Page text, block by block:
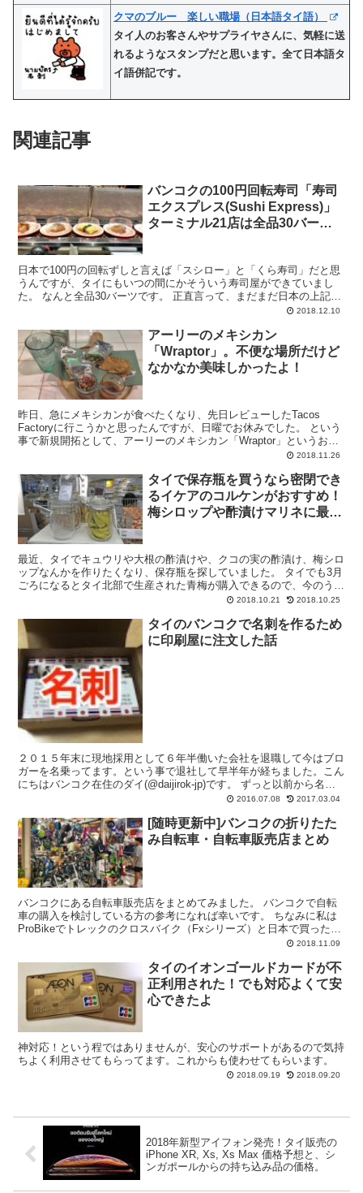
クマのブルー 楽しい職場（日本語タイ語）
タイ人のお客さんやサプライヤさんに、気軽に送
れるようなスタンプだと思います。全て日本語タ
イ語併記です。
関連記事
バンコクの100円回転寿司「寿司
エクスプレス(Sushi Express)」
ターミナル21店は全品30バー
日本で100円の回転ずしと言えば「スシロー」と「くら寿司」だと思
うんですが、タイにもいつの間にかそういう寿司屋ができていまし
た。 なんと全品30バーツです。 正直言って、まだまだ日本の上記
100円回転ずしに全てが及んでいないんですが、私はま...
2018.12.10
アーリーのメキシカン
「Wraptor」。不便な場所だけど
なかなか美味しかったよ！
昨日、急にメキシカンが食べたくなり、先日レビューしたTacos
Factoryに行こうかと思ったんですが、日曜でお休みでした。 という
事で新規開拓として、アーリーのメキシカン「Wraptor」というお店
2018.11.26
タイで保存瓶を買うなら密閉でき
るイケアのコルケンがおすすめ！
梅シロップや酢漬けマリネに最
最近、タイでキュウリや大根の酢漬けや、クコの実の酢漬け、梅シロ
ップなんかを作りたくなり、保存瓶を探していました。 タイでも3月
ごろになるとタイ北部で生産された青梅が購入できるので、今のうち
から用意しておこうかなという事です。 日本ならアマゾ...
2018.10.21 2018.10.25
タイのバンコクで名刺を作るため
に印刷屋に注文した話
２０１５年末に現地採用として６年半働いた会社を退職して今はブロ
ガーを名乗ってます。という事で退社して早半年が経ちました。こん
にちはバンコク在住のダイ(@daijirok-jp)です。 ずっと以前から名刺
を作ろうと考えていましたが、本当に必要...
2016.07.08 2017.03.04
[随時更新中]バンコクの折りたた
み自転車・自転車販売店まとめ
バンコクにある自転車販売店をまとめてみました。 バンコクで自転
車の購入を検討している方の参考になれば幸いです。 ちなみに私は
ProBikeでトレックのクロスバイク（Fxシリーズ）と日本で買ったブ
2018.11.09
タイのイオンゴールドカードが不
正利用された！でも対応よくて安
心できたよ
神対応！という程ではありませんが、安心のサポートがあるので気持
ちよく利用させてもらってます。これからも使わせてもらいます。
2018.09.19 2018.09.20
2018年新型アイフォン発売！タイ販売の
iPhone XR, Xs, Xs Max 価格予想と、シ
ンガポールからの持ち込み品の価格。